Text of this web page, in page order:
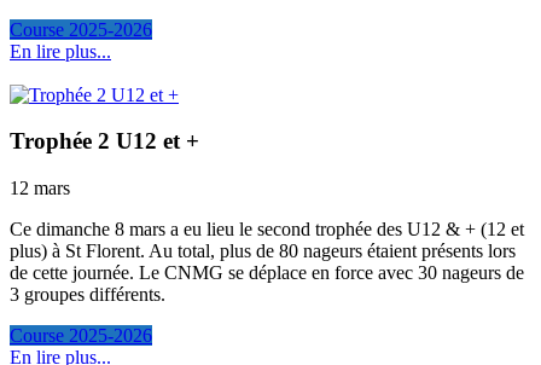
Course 2025-2026
En lire plus...
Trophée 2 U12 et +
12 mars
Ce dimanche 8 mars a eu lieu le second trophée des U12 & + (12 et
plus) à St Florent. Au total, plus de 80 nageurs étaient présents lors
de cette journée. Le CNMG se déplace en force avec 30 nageurs de
3 groupes différents.
Course 2025-2026
En lire plus...